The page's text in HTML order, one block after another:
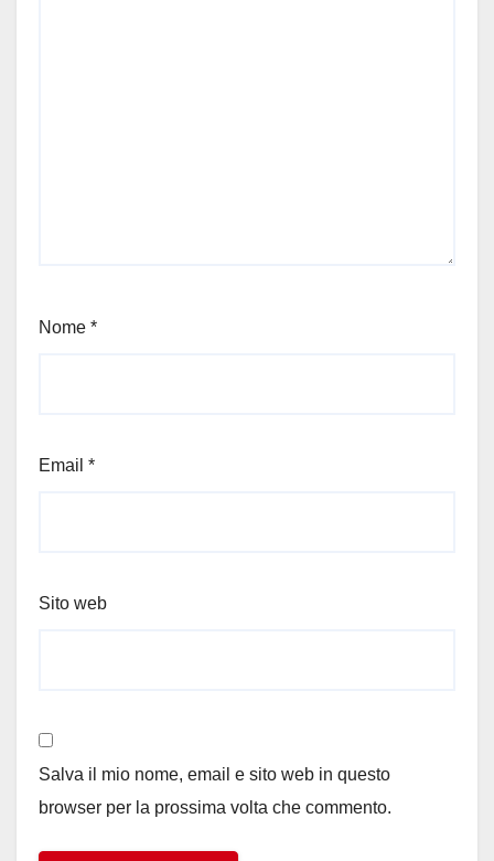
Nome *
Email *
Sito web
Salva il mio nome, email e sito web in questo
browser per la prossima volta che commento.